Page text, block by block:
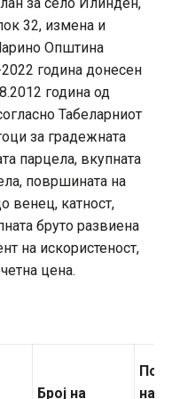
32, измена и
Општина
година донесен
година од
Табеларниот
за градежната
парцела, вкупната
површината на
венец, катност,
бруто развиена
на искористеност,
почетна цена.
Број на
на